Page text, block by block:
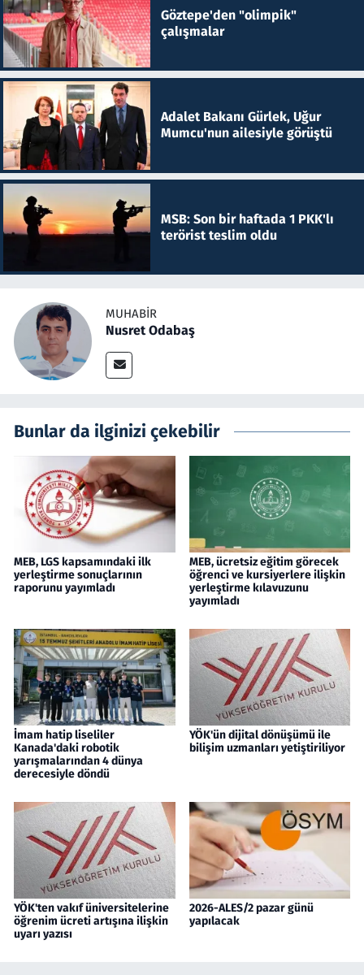
Göztepe'den "olimpik"
çalışmalar
Adalet Bakanı Gürlek, Uğur
Mumcu'nun ailesiyle görüştü
MSB: Son bir haftada 1 PKK'lı
terörist teslim oldu
MUHABIR
Nusret Odabaş
Bunlar da ilginizi çekebilir
MEB, LGS kapsamındaki ilk
yerleştirme sonuçlarının
raporunu yayımladı
MEB, ücretsiz eğitim görecek
öğrenci ve kursiyerlere ilişkin
yerleştirme kılavuzunu
yayımladı
İmam hatip liseliler
Kanada'daki robotik
yarışmalarından 4 dünya
derecesiyle döndü
YÖK'ün dijital dönüşümü ile
bilişim uzmanları yetiştiriliyor
YÖK'ten vakıf üniversitelerine
öğrenim ücreti artışına ilişkin
uyarı yazısı
2026-ALES/2 pazar günü
yapılacak